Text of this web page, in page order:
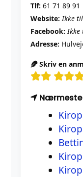
Tlf: 61 71 89 91
Website: Ikke
Facebook:
Adresse:
Skriv en